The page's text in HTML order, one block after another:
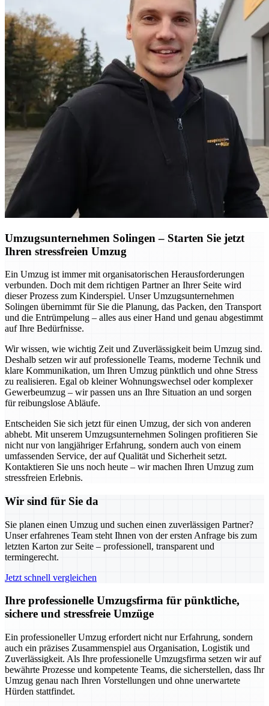
Umzugsunternehmen Solingen – Starten Sie jetzt
Ihren stressfreien Umzug
Ein Umzug ist immer mit organisatorischen Herausforderungen
verbunden. Doch mit dem richtigen Partner an Ihrer Seite wird
dieser Prozess zum Kinderspiel. Unser Umzugsunternehmen
Solingen übernimmt für Sie die Planung, das Packen, den Transport
und die Entrümpelung – alles aus einer Hand und genau abgestimmt
auf Ihre Bedürfnisse.
Wir wissen, wie wichtig Zeit und Zuverlässigkeit beim Umzug sind.
Deshalb setzen wir auf professionelle Teams, moderne Technik und
klare Kommunikation, um Ihren Umzug pünktlich und ohne Stress
zu realisieren. Egal ob kleiner Wohnungswechsel oder komplexer
Gewerbeumzug – wir passen uns an Ihre Situation an und sorgen
für reibungslose Abläufe.
Entscheiden Sie sich jetzt für einen Umzug, der sich von anderen
abhebt. Mit unserem Umzugsunternehmen Solingen profitieren Sie
nicht nur von langjähriger Erfahrung, sondern auch von einem
umfassenden Service, der auf Qualität und Sicherheit setzt.
Kontaktieren Sie uns noch heute – wir machen Ihren Umzug zum
stressfreien Erlebnis.
Wir sind für Sie da
Sie planen einen Umzug und suchen einen zuverlässigen Partner?
Unser erfahrenes Team steht Ihnen von der ersten Anfrage bis zum
letzten Karton zur Seite – professionell, transparent und
termingerecht.
Jetzt schnell vergleichen
Ihre professionelle Umzugsfirma für pünktliche,
sichere und stressfreie Umzüge
Ein professioneller Umzug erfordert nicht nur Erfahrung, sondern
auch ein präzises Zusammenspiel aus Organisation, Logistik und
Zuverlässigkeit. Als Ihre professionelle Umzugsfirma setzen wir auf
bewährte Prozesse und kompetente Teams, die sicherstellen, dass Ihr
Umzug genau nach Ihren Vorstellungen und ohne unerwartete
Hürden stattfindet.